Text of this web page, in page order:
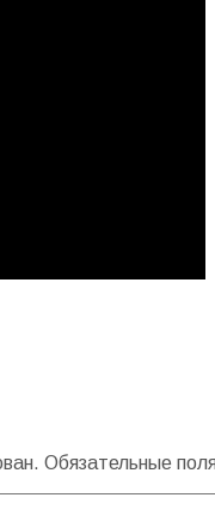
Обязательные